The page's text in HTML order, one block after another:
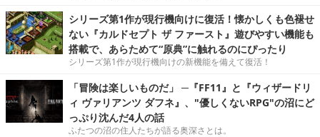
シリーズ第1作が現行機向けに復活！懐かしくも色褪せ
ない『カルドセプト ザ ファースト』遊びやすい機能も
搭載で、あらためて“原典”に触れるのにぴったり
シリーズ第1作が現行機向けの新機能を備えて復活！
「冒険は楽しいものだ」 ─『FF11』と『ウィザードリ
ィ ヴァリアンツ ダフネ』、"優しくないRPG"の沼にど
っぷり沈んだ4人の話
ふたつの沼の住人たちが語る奥深さとは。